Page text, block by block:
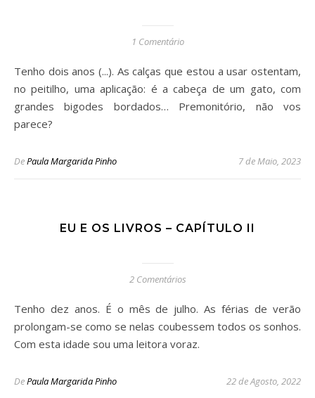
1 Comentário
Tenho dois anos (...). As calças que estou a usar ostentam,
no peitilho, uma aplicação: é a cabeça de um gato, com
grandes bigodes bordados… Premonitório, não vos
parece?
DePaula Margarida Pinho 7 de Maio, 2023
EU E OS LIVROS – CAPÍTULO II
2 Comentários
Tenho dez anos. É o mês de julho. As férias de verão
prolongam-se como se nelas coubessem todos os sonhos.
Com esta idade sou uma leitora voraz.
DePaula Margarida Pinho 22 de Agosto, 2022